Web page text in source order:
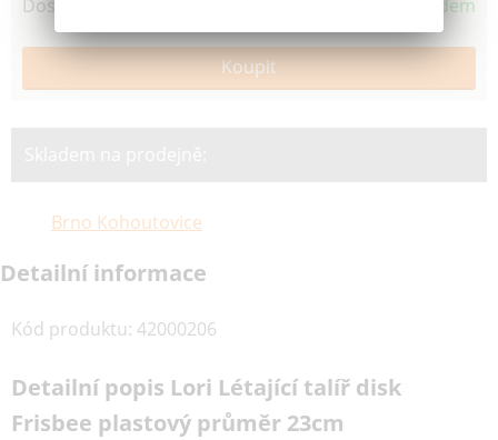
Dostupnost Skladem
Brno Kohoutovice
Detailní informace
Kód produktu: 42000206
Detailní popis Lori Létající talíř disk
Frisbee plastový průměr 23cm